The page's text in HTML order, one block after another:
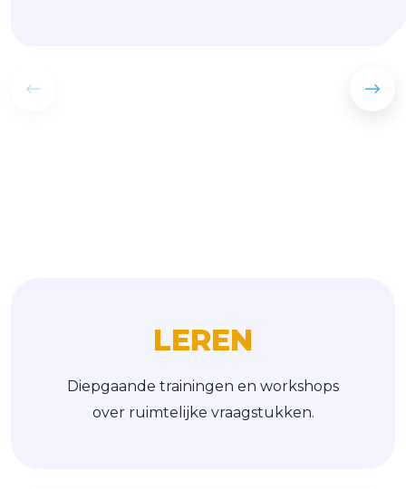
LEREN
Diepgaande trainingen en workshops
over ruimtelijke vraagstukken.